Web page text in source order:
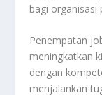
bagi organisasi
Penempatan
meningkatkan
dengan
menjalankan